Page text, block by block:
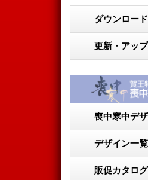
ダウンロー
更新・アッ
喪中寒中デ
デザイン一覧
販促カタログ